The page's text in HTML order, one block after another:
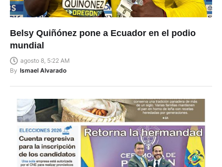
Belsy Quiñónez pone a Ecuador en el podio
mundial
agosto 8, 5:22 AM
By Ismael Alvarado